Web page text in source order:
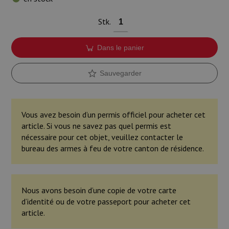
Stk.
Dans le panier
Sauvegarder
Vous avez besoin d’un permis officiel pour acheter cet
article. Si vous ne savez pas quel permis est
nécessaire pour cet objet, veuillez contacter le
bureau des armes à feu de votre canton de résidence.
Nous avons besoin d’une copie de votre carte
d’identité ou de votre passeport pour acheter cet
article.